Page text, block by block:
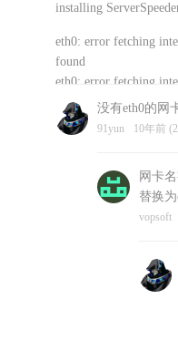
installing
eth0: error fetching
found
eth0: error fetching
found
vopsoft 10年前 (2017-
没有eth0的网
91yun 10年前
网卡
替换
vopsoft